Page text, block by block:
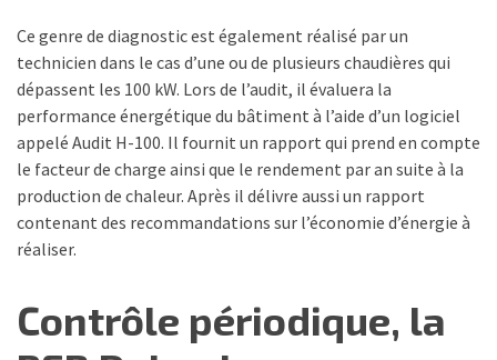
Ce genre de diagnostic est également réalisé par un
technicien dans le cas d’une ou de plusieurs chaudières qui
dépassent les 100 kW. Lors de l’audit, il évaluera la
performance énergétique du bâtiment à l’aide d’un logiciel
appelé Audit H-100. Il fournit un rapport qui prend en compte
le facteur de charge ainsi que le rendement par an suite à la
production de chaleur. Après il délivre aussi un rapport
contenant des recommandations sur l’économie d’énergie à
réaliser.
Contrôle périodique, la